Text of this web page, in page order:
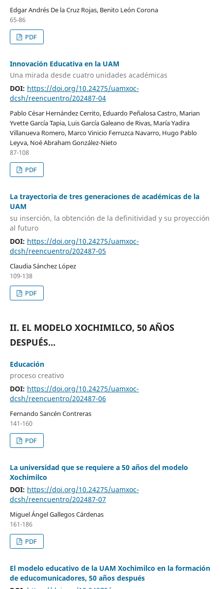
Edgar Andrés De la Cruz Rojas, Benito León Corona
65-86
PDF
Innovación Educativa en la UAM
Una mirada desde cuatro unidades académicas
DOI: https://doi.org/10.24275/uamxoc-
dcsh/reencuentro/202487-04
Pablo César Hernández Cerrito, Eduardo Peñalosa Castro, Marian
Yvette García Tapia, Luis García Galeano de Rivas, María Yadira
Villanueva Romero, Marco Vinicio Ferruzca Navarro, Hugo Pablo
Leyva, Noé Abraham González-Nieto
87-108
PDF
La trayectoria de tres generaciones de académicas de la
UAM
su inserción, la obtención de la definitividad y su proyección
al futuro
DOI: https://doi.org/10.24275/uamxoc-
dcsh/reencuentro/202487-05
Claudia Sánchez López
109-138
PDF
II. EL MODELO XOCHIMILCO, 50 AÑOS
DESPUÉS...
Educación
proceso creativo
DOI: https://doi.org/10.24275/uamxoc-
dcsh/reencuentro/202487-06
Fernando Sancén Contreras
141-160
PDF
La universidad que se requiere a 50 años del modelo
Xochimilco
DOI: https://doi.org/10.24275/uamxoc-
dcsh/reencuentro/202487-07
Miguel Ángel Gallegos Cárdenas
161-186
PDF
El modelo educativo de la UAM Xochimilco en la formación
de educomunicadores, 50 años después